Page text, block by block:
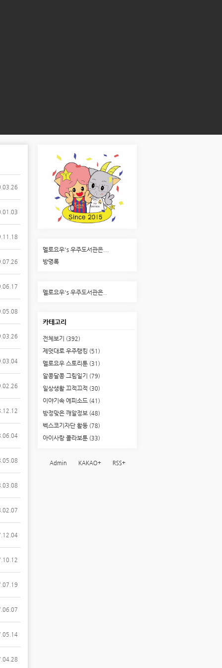
멜로요우's 우주도서관은...
방명록
멜로요우's 우주도서관은..
카테고리
전체보기 (392)
제멋대로 우주랭킹 (51)
멜로요우 스토리툰 (31)
알콩달콩 그림일기 (79)
일상생활 끄적끄적 (30)
이야기속 에피소드 (41)
방정맞은 깨알정보 (48)
벡스코기자단 활동 (78)
아이사랑 콜라보툰 (33)
Admin KAKAO+ RSS+